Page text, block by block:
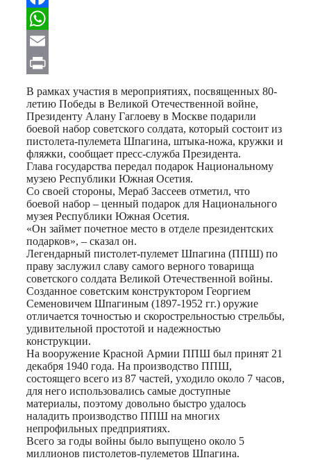
Facebook
WhatsApp
Email
Print
В рамках участия в мероприятиях, посвященных 80-
летию Победы в Великой Отечественной войне,
Президенту Алану Гаглоеву в Москве подарили
боевой набор советского солдата, который состоит из
пистолета-пулемета Шпагина, штыка-ножа, кружки и
фляжки, сообщает пресс-служба Президента.
Глава государства передал подарок Национальному
музею Республики Южная Осетия.
Со своей стороны, Мераб Зассеев отметил, что
боевой набор – ценный подарок для Национального
музея Республики Южная Осетия.
«Он займет почетное место в отделе президентских
подарков», – сказал он.
Легендарный пистолет-пулемет Шпагина (ППШ) по
праву заслужил славу самого верного товарища
советского солдата Великой Отечественной войны.
Созданное советским конструктором Георгием
Семеновичем Шпагиным (1897-1952 гг.) оружие
отличается точностью и скорострельностью стрельбы,
удивительной простотой и надежностью
конструкции.
На вооружение Красной Армии ППШ был принят 21
декабря 1940 года. На производство ППШ,
состоящего всего из 87 частей, уходило около 7 часов,
для него использовались самые доступные
материалы, поэтому довольно быстро удалось
наладить производство ППШ на многих
непрофильных предприятиях.
Всего за годы войны было выпущено около 5
миллионов пистолетов-пулеметов Шпагина.